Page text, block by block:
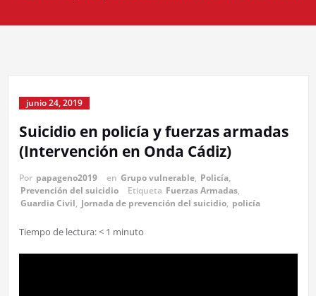
junio 24, 2019
Suicidio en policía y fuerzas armadas
(Intervención en Onda Cádiz)
Por papageno2019 en Grupo vulnerable, Policía,
Prevención del suicidio
Etiqueta Fuerzas Armadas,
Guardia Civil, Jornada de prevención del suicidio, policía
Tiempo de lectura:< 1 minuto